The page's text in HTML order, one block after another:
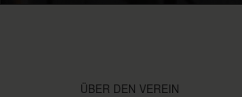
ÜBER DEN VEREIN